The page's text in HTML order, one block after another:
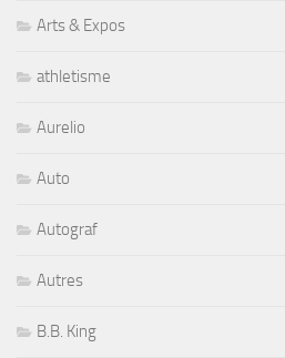
Arts & Expos
athletisme
Aurelio
Auto
Autograf
Autres
B.B. King